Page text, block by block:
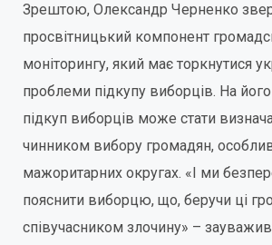
Зрештою, Олександр Черненко
просвітницький компонент
моніторингу, який має торкнутися
проблеми підкупу виборців. На
підкуп виборців може стати
чинником вибору громадян,
мажоритарних округах. «І ми
пояснити виборцю, що, беручи ці
співучасником злочину» –